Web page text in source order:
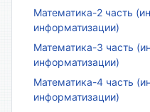
Математика-2 часть
информатизации)
Математика-3 часть
информатизации)
Математика-4 часть
информатизации)